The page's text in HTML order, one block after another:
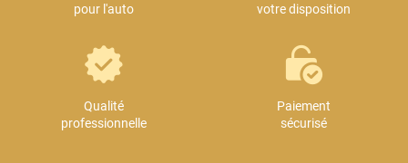
pour l'auto
votre disposition
Qualité
professionnelle
Paiement
sécurisé